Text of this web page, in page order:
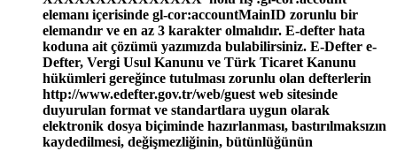
elemanı içerisinde gl-cor:accountMainID zorunlu bir
elemandır ve en az 3 karakter olmalıdır. E-defter hata
koduna ait çözümü yazımızda bulabilirsiniz. E-Defter e-
Defter, Vergi Usul Kanunu ve Türk Ticaret Kanunu
hükümleri gereğince tutulması zorunlu olan defterlerin
http://www.edefter.gov.tr/web/guest web sitesinde
duyurulan format ve standartlara uygun olarak
elektronik dosya biçiminde hazırlanması, bastırılmaksızın
kaydedilmesi, değişmezliğinin, bütünlüğünün